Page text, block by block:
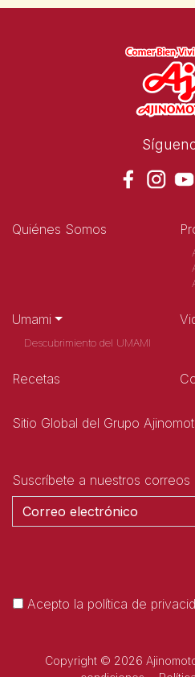
Quiénes Somos
Umami
Descubrimiento del UMAMI
Recetas
Sitio Global del Grupo
Suscríbete a nuestros correos
Acepto la política de
Copyright © 2026